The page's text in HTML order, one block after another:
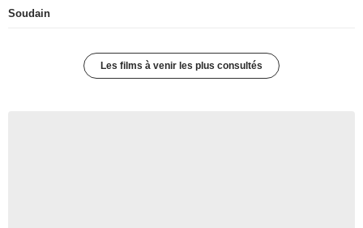
Soudain
Les films à venir les plus consultés